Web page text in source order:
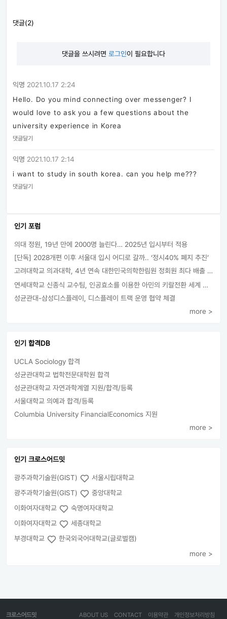
댓글(2)
댓글을 쓰시려면 로그인이 필요합니다
익명 2021.10.17 2:24
Hello. Do you mind connecting over messenger? I
would love to ask you a few questions about the
university experience in Korea
댓글달기
익명 2021.10.17 2:14
i want to study in south korea. can you help me???
댓글달기
인기 포럼
의대 정원, 19년 만에 2000명 늘린다… 2025년 입시부터 적용
[단독] 2028개편 이후 서울대 입시 어디로 갈까.. ‘정시40% 폐지 추진’
고려대학교 의과대학, 4년 연속 대한민국의학한림원 정회원 최다 배출 外
연세대학교 신종식 교수팀, 인공효소를 이용한 아민의 키랄전환 세계 최초로 성공
성균관대-삼성디스플레이, 디스플레이 트랙 운영 협약 체결
more >
인기 합격DB
UCLA Sociology 합격
성균관대학교 법학전문대학원 합격
성균관대학교 자연과학계열 지원/합격/등록
서울대학교 의예과 합격/등록
Columbia University FinancialEconomics 지원
more >
인기 크로스어드밋
광주과학기술원(GIST)
서울시립대학교
광주과학기술원(GIST)
중앙대학교
이화여자대학교
숙명여자대학교
이화여자대학교
세종대학교
부경대학교
한국외국어대학교(글로벌캠)
more >
크로스어드밋 개인정보처리방침
이용약관
CONTACT
ABOUT US